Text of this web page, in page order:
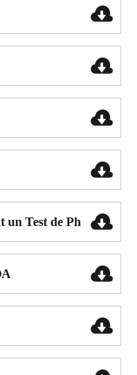




un Test de Ph 

